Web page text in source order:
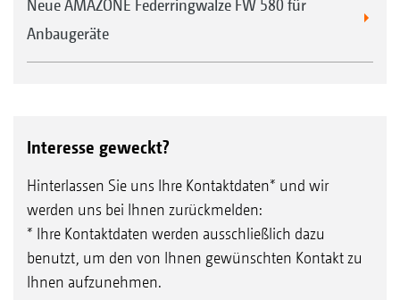
Neue AMAZONE Federringwalze FW 580 für
Anbaugeräte
Interesse geweckt?
Hinterlassen Sie uns Ihre Kontaktdaten* und wir
werden uns bei Ihnen zurückmelden:
* Ihre Kontaktdaten werden ausschließlich dazu
benutzt, um den von Ihnen gewünschten Kontakt zu
Ihnen aufzunehmen.